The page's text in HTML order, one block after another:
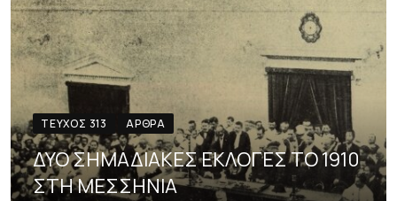
ΤΕΎΧΟΣ 313 ΆΡΘΡΑ
ΔΥΟ ΣΗΜΑΔΙΑΚΕΣ ΕΚΛΟΓΕΣ ΤΟ 1910
ΣΤΗ ΜΕΣΣΗΝΙΑ